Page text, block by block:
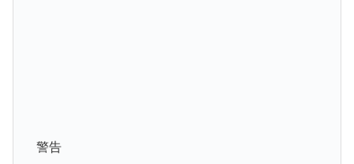
警告